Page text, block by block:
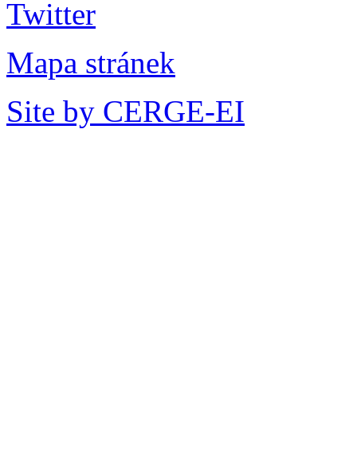
Mapa stránek
Site by CERGE-EI